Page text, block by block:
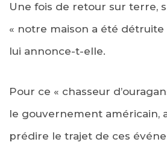
Une fois de retour sur terre,
« notre maison a été
lui annonce-t-elle.
Pour ce « chasseur
le gouvernement américain,
prédire le trajet de ces